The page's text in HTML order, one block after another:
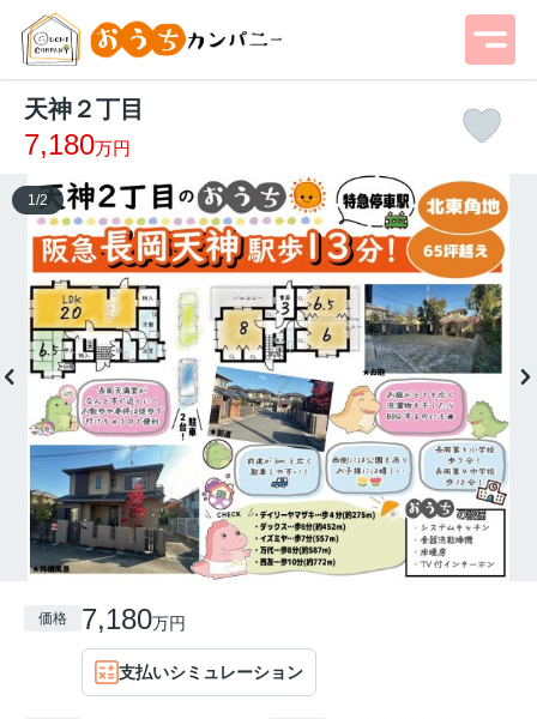
天神２丁目
7,180万円
1 /2
価格 7,180万円
支払いシミュレーション